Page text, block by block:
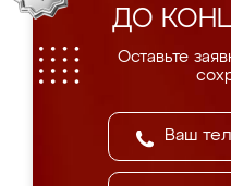
ДО
Оставьте